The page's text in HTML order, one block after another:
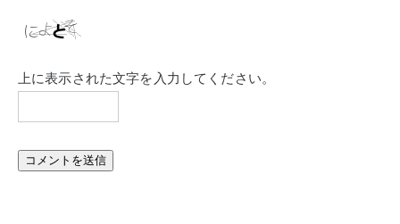
上に表示された文字を入力してください。